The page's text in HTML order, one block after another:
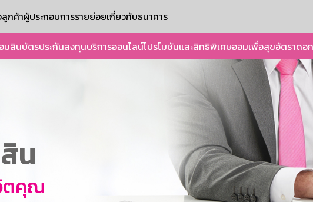
ลูกค้าผู้ประกอบการรายย่อยเกี่ยวกับธนาคาร
มสินบัตรประกันลงทุนบริการออนไลน์โปรโมชันและสิทธิพิเศษออมเพื่อสุขอัตราดอ
น
ตคุณ